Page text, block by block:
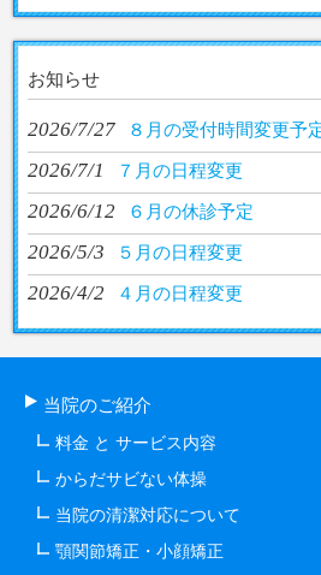
お知らせ
2026/7/27 ８月の受付時間変更予
2026/7/1 ７月の日程変更
2026/6/12 ６月の休診予定
2026/5/3 ５月の日程変更
2026/4/2 ４月の日程変更
当院のご紹介
料金 と サービス内容
からだサビない体操
当院の清潔対応について
顎関節矯正・小顔矯正